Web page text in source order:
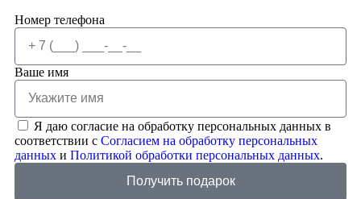
Номер телефона
Ваше имя
Я даю согласие на обработку персональных данных в
соответствии с Согласием на обработку персональных
данных и Политикой обработки персональных данных.
Получить подарок